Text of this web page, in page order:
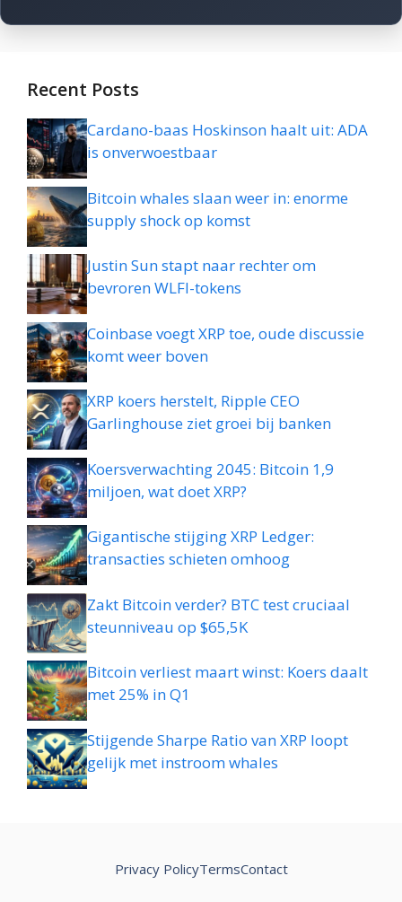
Recent Posts
Cardano-baas Hoskinson haalt uit: ADA
is onverwoestbaar
Bitcoin whales slaan weer in: enorme
supply shock op komst
Justin Sun stapt naar rechter om
bevroren WLFI-tokens
Coinbase voegt XRP toe, oude discussie
komt weer boven
XRP koers herstelt, Ripple CEO
Garlinghouse ziet groei bij banken
Koersverwachting 2045: Bitcoin 1,9
miljoen, wat doet XRP?
Gigantische stijging XRP Ledger:
transacties schieten omhoog
Zakt Bitcoin verder? BTC test cruciaal
steunniveau op $65,5K
Bitcoin verliest maart winst: Koers daalt
met 25% in Q1
Stijgende Sharpe Ratio van XRP loopt
gelijk met instroom whales
Privacy PolicyTermsContact